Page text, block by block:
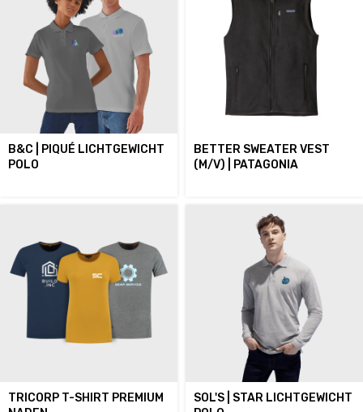
B&C | PIQUÉ LICHTGEWICHT
POLO
BETTER SWEATER VEST
(M/V) | PATAGONIA
TRICORP T-SHIRT PREMIUM
SOL'S | STAR LICHTGEWICHT